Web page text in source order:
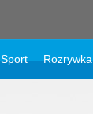
Sport Rozrywka